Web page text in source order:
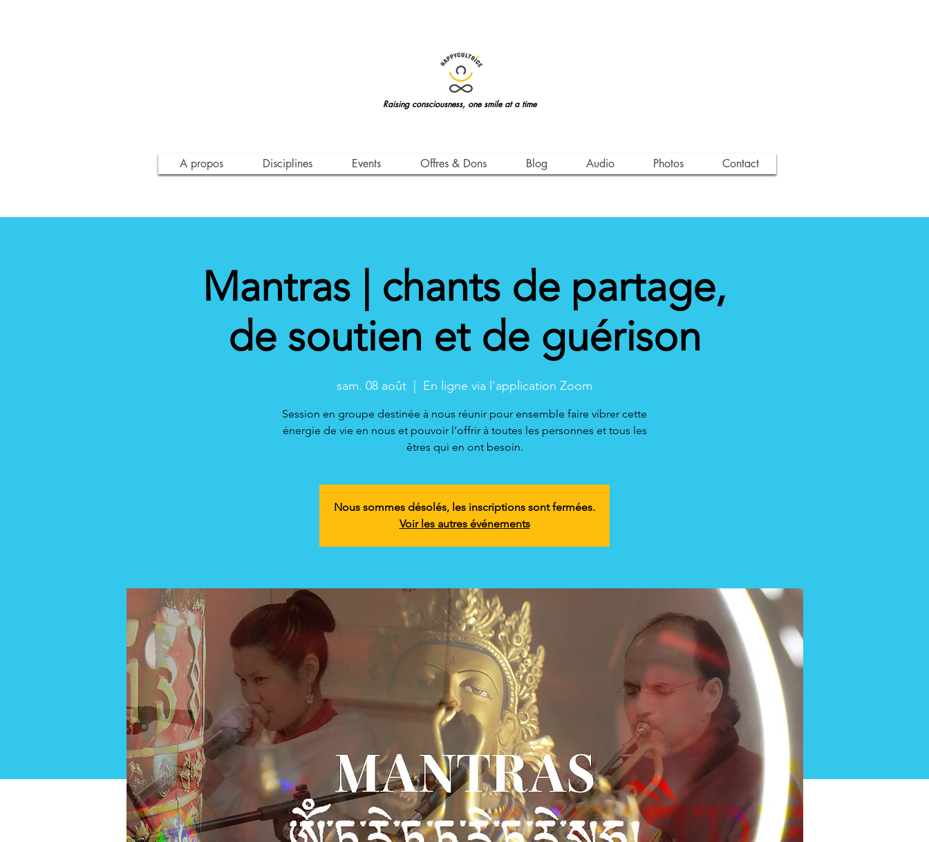
Raising consciousness, one smile at a time
Mantras | chants de partage,
de soutien et de guérison
sam. 08 août En ligne via l'application Zoom
Session en groupe destinée à nous réunir pour ensemble faire vibrer cette
énergie de vie en nous et pouvoir l’offrir à toutes les personnes et tous les
êtres qui en ont besoin.
Nous sommes désolés, les inscriptions sont fermées.
Voir les autres événements
A propos Disciplines Events Offres & Dons Blog Audio Photos Contact